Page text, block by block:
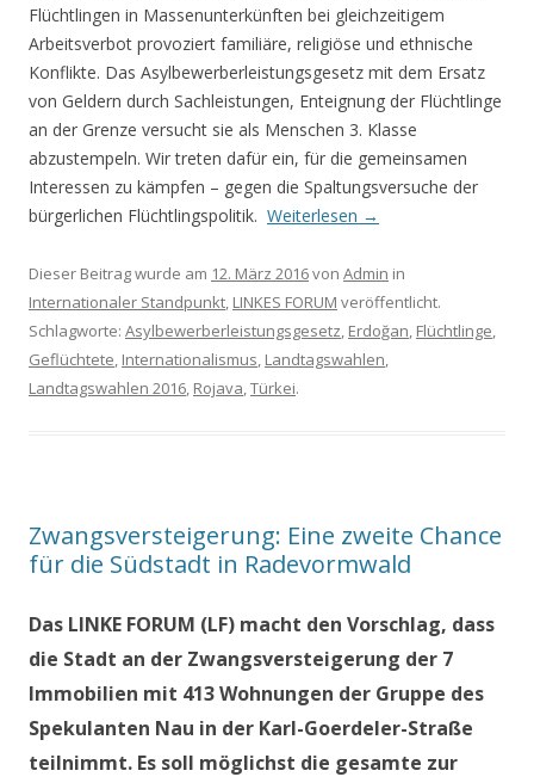
Flüchtlingen in Massenunterkünften bei gleichzeitigem
Arbeitsverbot provoziert familiäre, religiöse und ethnische
Konflikte. Das Asylbewerberleistungsgesetz mit dem Ersatz
von Geldern durch Sachleistungen, Enteignung der Flüchtlinge
an der Grenze versucht sie als Menschen 3. Klasse
abzustempeln. Wir treten dafür ein, für die gemeinsamen
Interessen zu kämpfen – gegen die Spaltungsversuche der
bürgerlichen Flüchtlingspolitik. Weiterlesen →
Dieser Beitrag wurde am 12. März 2016von Admin in
Internationaler Standpunkt, LINKES FORUM veröffentlicht.
Schlagworte: Asylbewerberleistungsgesetz, Erdoğan, Flüchtlinge,
Geflüchtete, Internationalismus, Landtagswahlen,
Landtagswahlen 2016, Rojava,Türkei.
Zwangsversteigerung: Eine zweite Chance
für die Südstadt in Radevormwald
Das LINKE FORUM (LF) macht den Vorschlag, dass
die Stadt an der Zwangsversteigerung der 7
Immobilien mit 413 Wohnungen der Gruppe des
Spekulanten Nau in der Karl-Goerdeler-Straße
teilnimmt. Es soll möglichst die gesamte zur